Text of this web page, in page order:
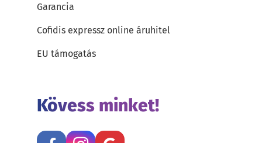
Garancia
Cofidis expressz online áruhitel
EU támogatás
Kövess minket!